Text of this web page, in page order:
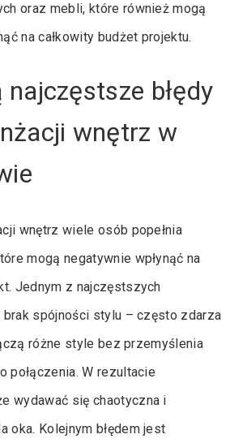
oraz mebli, które również mogą
na całkowity budżet projektu.
błędy
wnętrz w
wnętrz wiele osób popełnia
mogą negatywnie wpłynąć na
Jednym z najczęstszych
spójności stylu – często zdarza
różne style bez przemyślenia
połączenia. W rezultacie
wydawać się chaotyczna i
oka. Kolejnym błędem jest